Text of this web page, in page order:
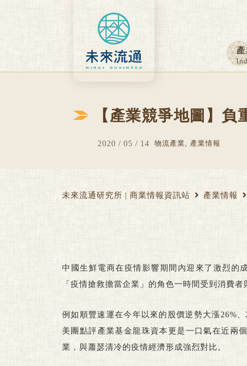
【產業競爭地圖】
2020 / 05 / 14 物流產業 產業情報
未來流通研究所 | 商業情報資訊站 產業情報
中國生鮮電商在疫情影響期間內迎來了激烈的
「疫情搶救擔當企業」的角色一時間受到消費者
例如順豐速運在今年以來的股價逆勢大漲26%
美團點評產業基金龍珠資本更是一口氣在近兩
業，與蕭瑟清冷的疫情經濟形成強烈對比。